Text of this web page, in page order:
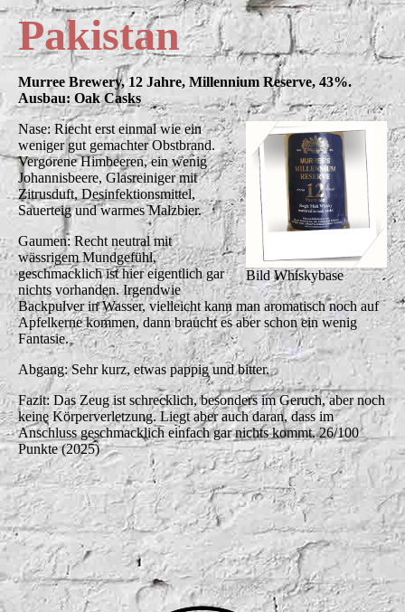
Pakistan
Murree Brewery, 12 Jahre, Millennium Reserve, 43%.
Ausbau: Oak Casks
Bild Whiskybase
Nase: Riecht erst einmal wie ein
weniger gut gemachter Obstbrand.
Vergorene Himbeeren, ein wenig
Johannisbeere, Glasreiniger mit
Zitrusduft, Desinfektionsmittel,
Sauerteig und warmes Malzbier.
Gaumen: Recht neutral mit
wässrigem Mundgefühl,
geschmacklich ist hier eigentlich gar
nichts vorhanden. Irgendwie
Backpulver in Wasser, vielleicht kann man aromatisch noch auf
Apfelkerne kommen, dann braucht es aber schon ein wenig
Fantasie.
Abgang: Sehr kurz, etwas pappig und bitter.
Fazit: Das Zeug ist schrecklich, besonders im Geruch, aber noch
keine Körperverletzung. Liegt aber auch daran, dass im
Anschluss geschmacklich einfach gar nichts kommt. 26/100
Punkte (2025)